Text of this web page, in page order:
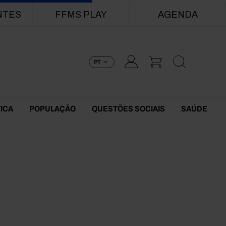
FFMS PLAY AGENDA
PT
POPULAÇÃO QUESTÕES SOCIAIS SAÚDE